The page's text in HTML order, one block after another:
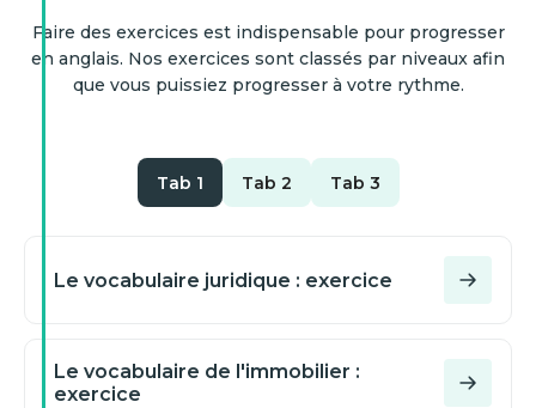
Faire des exercices est indispensable pour progresser
en anglais. Nos exercices sont classés par niveaux afin
que vous puissiez progresser à votre rythme.
Tab 1 Tab 2 Tab 3
Le vocabulaire juridique : exercice
Le vocabulaire de l'immobilier :
exercice